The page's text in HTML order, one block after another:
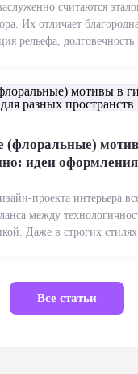
считаются
Их отличает
рельефа,
(флоральные)
идеи
проекта интерьера
между
Даже в строгих стилях
Все статьи